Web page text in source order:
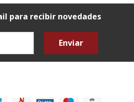
para recibir novedades
Enviar